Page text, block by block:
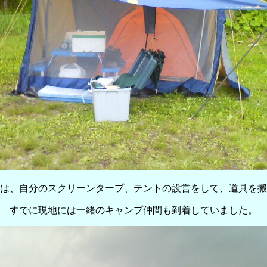
、自分のスクリーンタープ、テントの設営をして、道具を
すでに現地には一緒のキャンプ仲間も到着していました。